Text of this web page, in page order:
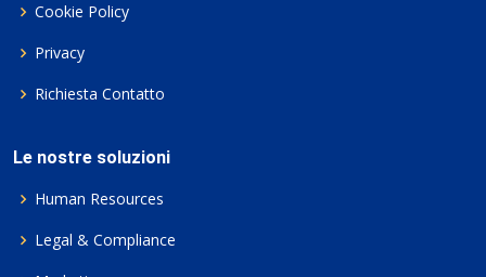
Cookie Policy
Privacy
Richiesta Contatto
Le nostre soluzioni
Human Resources
Legal & Compliance